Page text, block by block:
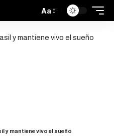
Aa
y mantiene vivo el sueño